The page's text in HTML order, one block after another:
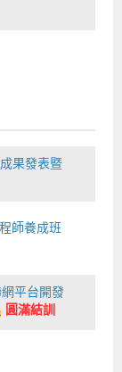
果發表暨
師養成班
平台開發
圓滿結訓